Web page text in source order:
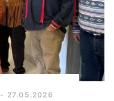
- 27.05.2026